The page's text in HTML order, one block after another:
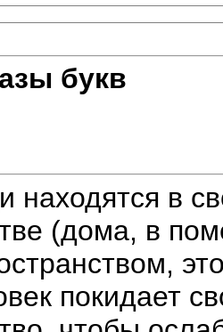
букв
находятся в
(дома, в
покидает